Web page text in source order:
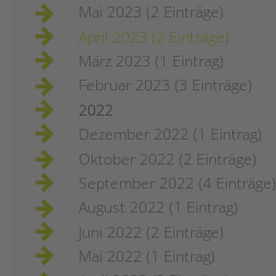
Mai 2023 (2 Einträge)
April 2023 (2 Einträge)
März 2023 (1 Eintrag)
Februar 2023 (3 Einträge)
2022
Dezember 2022 (1 Eintrag)
Oktober 2022 (2 Einträge)
September 2022 (4 Einträge)
August 2022 (1 Eintrag)
Juni 2022 (2 Einträge)
Mai 2022 (1 Eintrag)